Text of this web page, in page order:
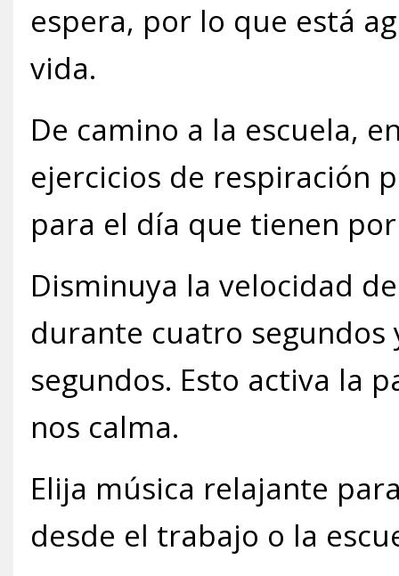
espera, por lo que está
vida.
De camino a la escuela,
ejercicios de respiración
para el día que tienen
Disminuya la velocidad
durante cuatro
segundos. Esto activa la
nos calma.
Elija música relajante
desde el trabajo o la